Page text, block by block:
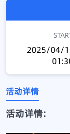
2025/04/
活动详情
活动详情: